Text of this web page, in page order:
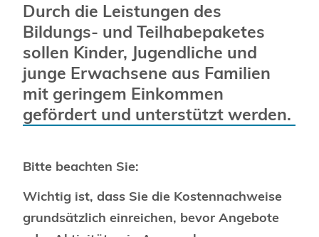
Durch die Leistungen des
Bildungs- und Teilhabepaketes
sollen Kinder, Jugendliche und
junge Erwachsene aus Familien
mit geringem Einkommen
gefördert und unterstützt werden.
Bitte beachten Sie:
Wichtig ist, dass Sie die Kostennachweise
grundsätzlich einreichen, bevor Angebote